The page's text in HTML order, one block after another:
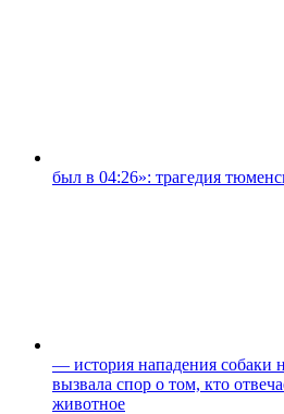
был в 04:26»: трагедия
— история нападения собаки
вызвала спор о том, кто
животное